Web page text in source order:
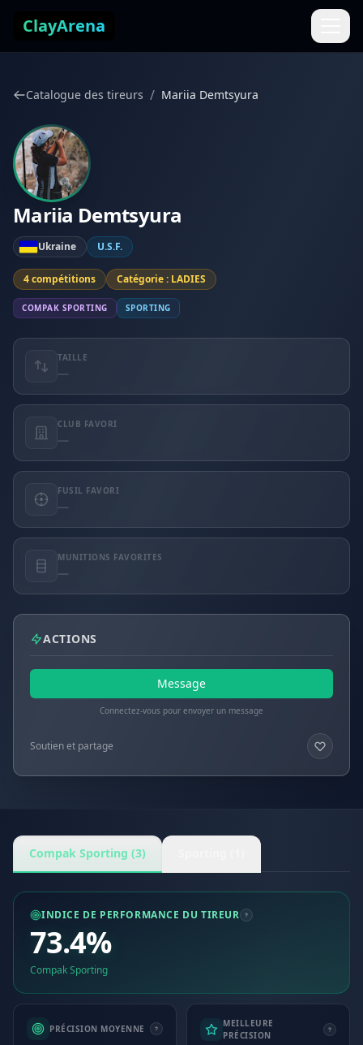
ClayArena
Catalogue des tireurs / Mariia Demtsyura
Mariia Demtsyura
Ukraine U.S.F.
4 compétitions Catégorie : LADIES
COMPAK SPORTING SPORTING
TAILLE
—
CLUB FAVORI
—
FUSIL FAVORI
—
MUNITIONS FAVORITES
—
ACTIONS
Message
Connectez-vous pour envoyer un message
Soutien et partage
Compak Sporting (3)
INDICE DE PERFORMANCE DU TIREUR
73.4%
Compak Sporting
PRÉCISION MOYENNE
MEILLEURE
PRÉCISION